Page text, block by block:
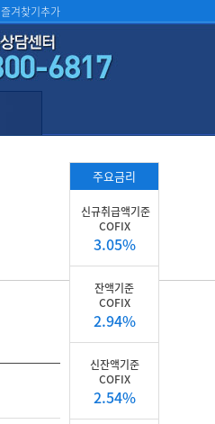
즐겨찾기추가
주요금리
신규취급액기준
COFIX
3.05%
잔액기준
COFIX
2.94%
신잔액기준
COFIX
2.54%